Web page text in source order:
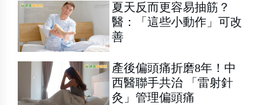
夏天反而更容易抽筋？
醫：「這些小動作」可改
善
產後偏頭痛折磨8年！中
西醫聯手共治 「雷射針
灸」管理偏頭痛